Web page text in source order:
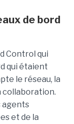
de bord
Control qui
qui étaient
le réseau, la
collaboration.
agents
et de la